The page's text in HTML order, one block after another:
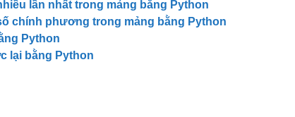
lần nhất trong mảng bằng Python
chính phương trong mảng bằng Python
Python
lại bằng Python